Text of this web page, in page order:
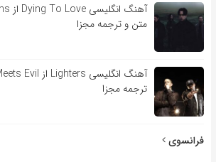
متن و ترجمه مجزا
ترجمه مجزا
فرانسوی